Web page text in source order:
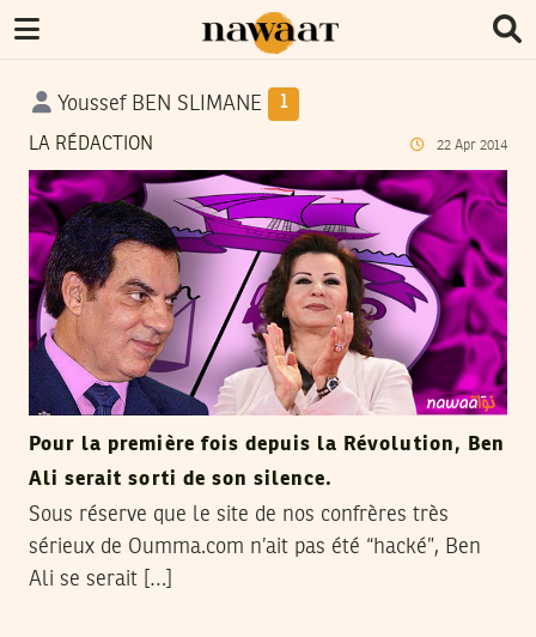
Youssef BEN SLIMANE 1
LA RÉDACTION 22 Apr 2014
Pour la première fois depuis la Révolution, Ben
Ali serait sorti de son silence.
Sous réserve que le site de nos confrères très
sérieux de Oumma.com n’ait pas été “hacké”, Ben
Ali se serait […]